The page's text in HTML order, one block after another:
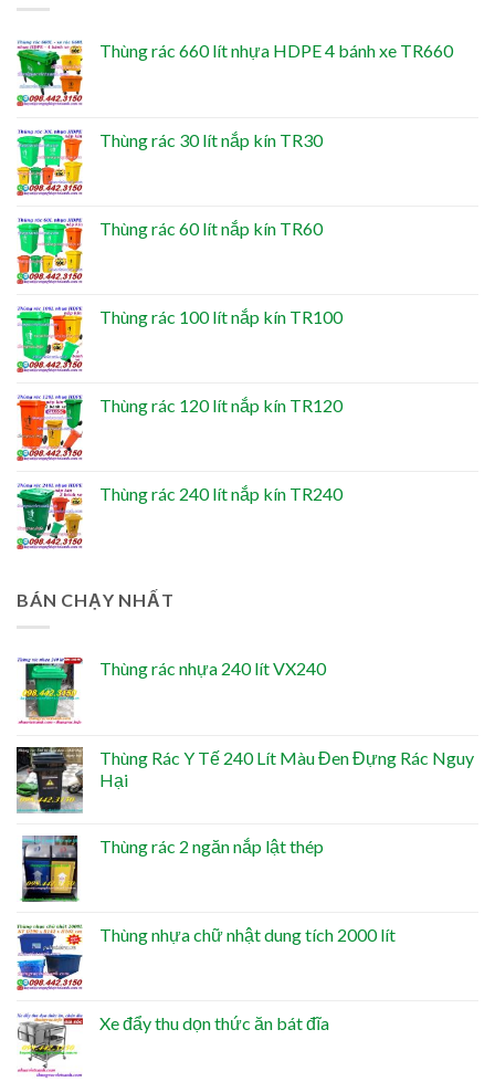
Thùng rác 660 lít nhựa HDPE 4 bánh xe TR660
Thùng rác 30 lít nắp kín TR30
Thùng rác 60 lít nắp kín TR60
Thùng rác 100 lít nắp kín TR100
Thùng rác 120 lít nắp kín TR120
Thùng rác 240 lít nắp kín TR240
BÁN CHẠY NHẤT
Thùng rác nhựa 240 lít VX240
Thùng Rác Y Tế 240 Lít Màu Đen Đựng Rác Nguy
Hại
Thùng rác 2 ngăn nắp lật thép
Thùng nhựa chữ nhật dung tích 2000 lít
Xe đẩy thu dọn thức ăn bát đĩa